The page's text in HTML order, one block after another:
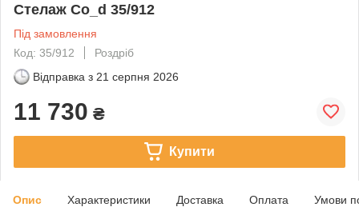
Стелаж Co_d 35/912
Під замовлення
Код: 35/912
Роздріб
Відправка з 21 серпня 2026
11 730 ₴
Купити
Опис Характеристики Доставка Оплата Умови